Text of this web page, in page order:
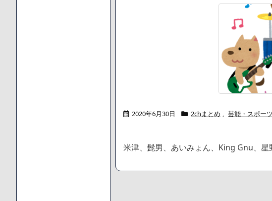
2020年6月30日 2chまとめ , 芸能・スポーツ
米津、髭男、あいみょん、King Gnu、